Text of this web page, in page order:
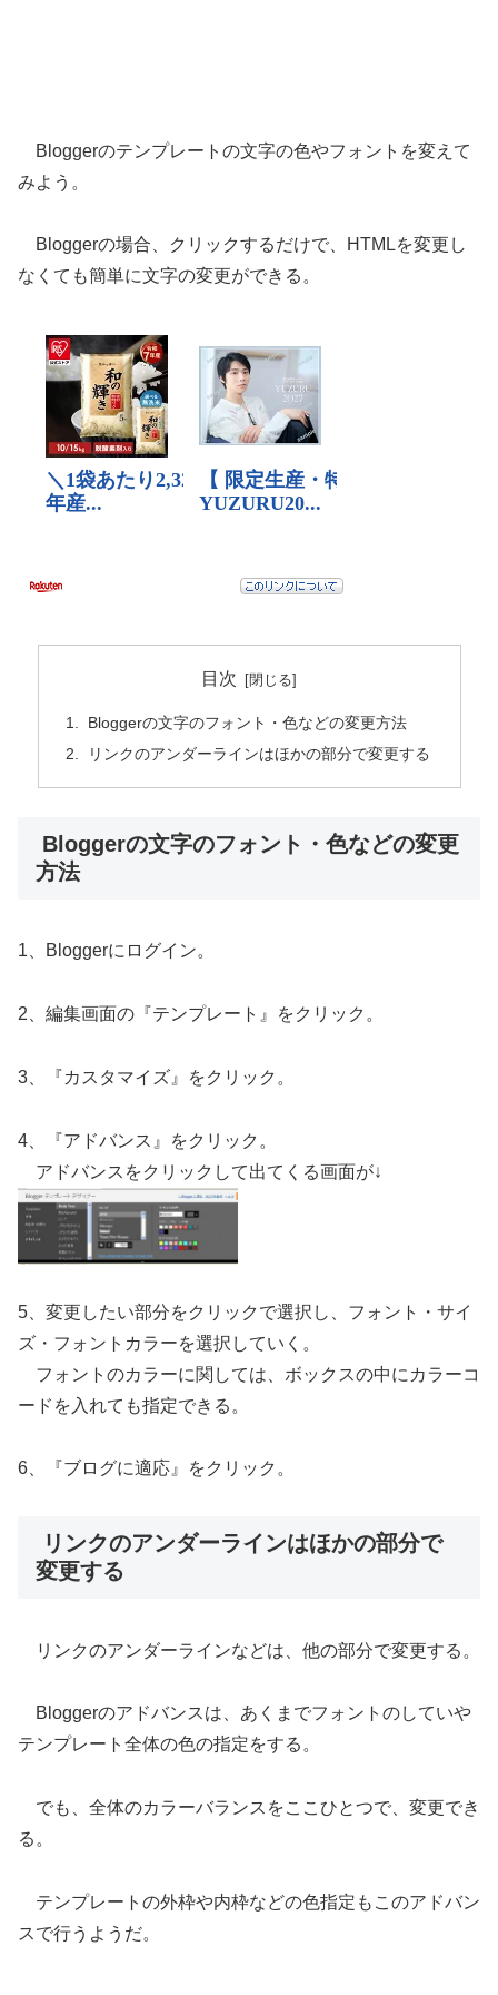
Bloggerのテンプレートの文字の色やフォントを変えて
みよう。
Bloggerの場合、クリックするだけで、HTMLを変更し
なくても簡単に文字の変更ができる。
目次
Bloggerの文字のフォント・色などの変更方法
リンクのアンダーラインはほかの部分で変更する
Bloggerの文字のフォント・色などの変更
方法
1、Bloggerにログイン。
2、編集画面の『テンプレート』をクリック。
3、『カスタマイズ』をクリック。
4、『アドバンス』をクリック。
アドバンスをクリックして出てくる画面が↓
5、変更したい部分をクリックで選択し、フォント・サイ
ズ・フォントカラーを選択していく。
フォントのカラーに関しては、ボックスの中にカラーコ
ードを入れても指定できる。
6、『ブログに適応』をクリック。
リンクのアンダーラインはほかの部分で
変更する
リンクのアンダーラインなどは、他の部分で変更する。
Bloggerのアドバンスは、あくまでフォントのしていや
テンプレート全体の色の指定をする。
でも、全体のカラーバランスをここひとつで、変更でき
る。
テンプレートの外枠や内枠などの色指定もこのアドバン
スで行うようだ。